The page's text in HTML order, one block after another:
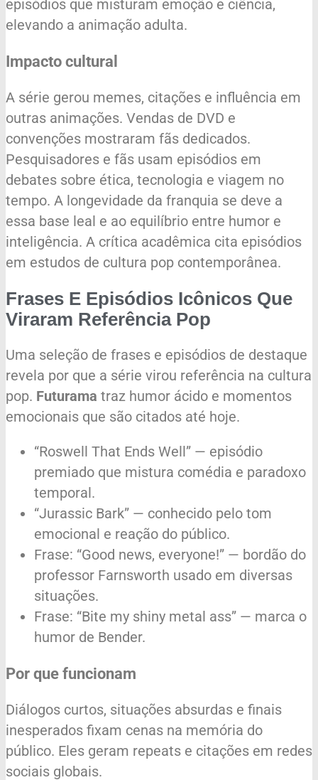
episódios que misturam emoção e ciência,
elevando a animação adulta.
Impacto cultural
A série gerou memes, citações e influência em
outras animações. Vendas de DVD e
convenções mostraram fãs dedicados.
Pesquisadores e fãs usam episódios em
debates sobre ética, tecnologia e viagem no
tempo. A longevidade da franquia se deve a
essa base leal e ao equilíbrio entre humor e
inteligência. A crítica acadêmica cita episódios
em estudos de cultura pop contemporânea.
Frases E Episódios Icônicos Que
Viraram Referência Pop
Uma seleção de frases e episódios de destaque
revela por que a série virou referência na cultura
pop. Futurama traz humor ácido e momentos
emocionais que são citados até hoje.
“Roswell That Ends Well” — episódio
premiado que mistura comédia e paradoxo
temporal.
“Jurassic Bark” — conhecido pelo tom
emocional e reação do público.
Frase: “Good news, everyone!” — bordão do
professor Farnsworth usado em diversas
situações.
Frase: “Bite my shiny metal ass” — marca o
humor de Bender.
Por que funcionam
Diálogos curtos, situações absurdas e finais
inesperados fixam cenas na memória do
público. Eles geram repeats e citações em redes
sociais globais.